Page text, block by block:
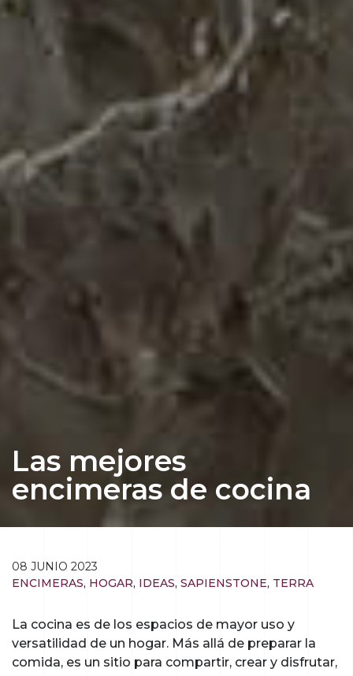
Las mejores
encimeras de cocina
08 JUNIO 2023
ENCIMERAS, HOGAR, IDEAS, SAPIENSTONE, TERRA
La cocina es de los espacios de mayor uso y
versatilidad de un hogar. Más allá de preparar la
comida, es un sitio para compartir, crear y disfrutar,